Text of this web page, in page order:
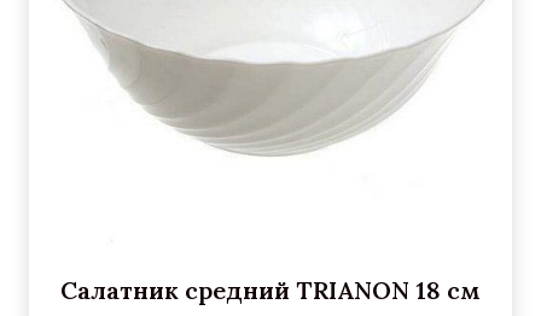
Салатник средний TRIANON 18 см